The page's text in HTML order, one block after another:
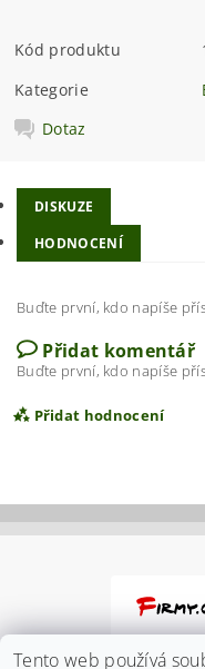
Kód produktu
Kategorie
Dotaz
DISKUZE
HODNOCENÍ
Buďte první, kdo napíše
Přidat komentář
Buďte první, kdo napíše
Přidat hodnocení
Tento web používá